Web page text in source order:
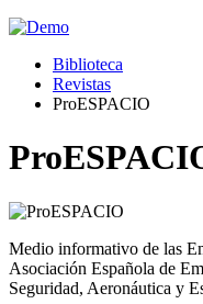
Biblioteca
Revistas
ProESPACIO
Medio informativo de las
Asociación Española de
Seguridad, Aeronáutica y